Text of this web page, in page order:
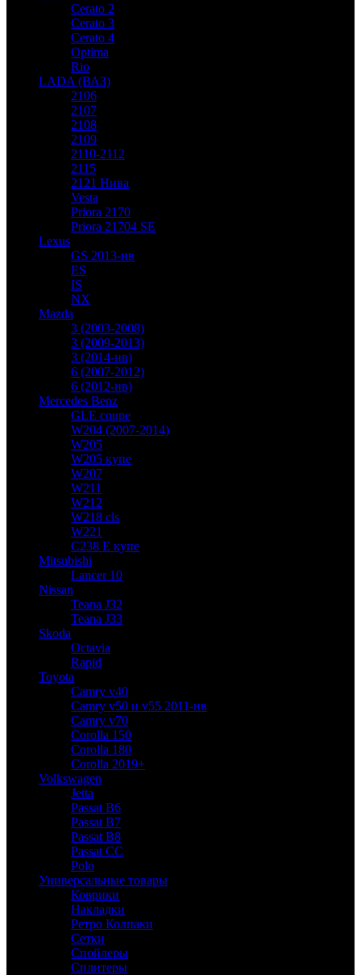
Cerato 2
Cerato 3
Cerato 4
Optima
Rio
LADA (ВАЗ)
2106
2107
2108
2109
2110-2112
2115
2121 Нива
Vesta
Priora 2170
Priora 21704 SE
Lexus
GS 2013-нв
ES
IS
NX
Mazda
3 (2003-2008)
3 (2009-2013)
3 (2014-нв)
6 (2007-2012)
6 (2012-нв)
Mercedes Benz
GLE coupe
W204 (2007-2014)
W205
W205 купе
W207
W211
W212
W218 cls
W221
C238 E купе
Mitsubishi
Lancer 10
Nissan
Teana J32
Teana J33
Skoda
Octavia
Rapid
Toyota
Camry v40
Camry v50 и v55 2011-нв
Camry v70
Corolla 150
Corolla 180
Corolla 2019+
Volkswagen
Jetta
Passat B6
Passat B7
Passat B8
Passat CC
Polo
Универсальные товары
Коврики
Накладки
Ретро Колпаки
Сетки
Спойлеры
Сплитеры